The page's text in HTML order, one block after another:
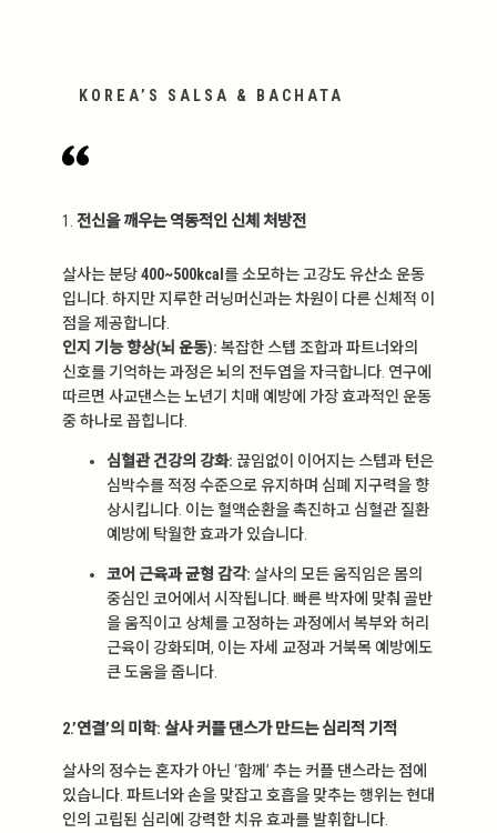
KOREA’S SALSA & BACHATA
1. 전신을 깨우는 역동적인 신체 처방전
살사는 분당400~500kcal 를 소모하는 고강도 유산소 운동
입니다. 하지만 지루한 러닝머신과는 차원이 다른 신체적 이
점을 제공합니다.
인지 기능 향상(뇌 운동): 복잡한 스텝 조합과 파트너와의
신호를 기억하는 과정은 뇌의 전두엽을 자극합니다. 연구에
따르면 사교댄스는 노년기 치매 예방에 가장 효과적인 운동
중 하나로 꼽힙니다.
심혈관 건강의 강화: 끊임없이 이어지는 스텝과 턴은
심박수를 적정 수준으로 유지하며 심폐 지구력을 향
상시킵니다. 이는 혈액순환을 촉진하고 심혈관 질환
예방에 탁월한 효과가 있습니다.
코어 근육과 균형 감각: 살사의 모든 움직임은 몸의
중심인 코어에서 시작됩니다. 빠른 박자에 맞춰 골반
을 움직이고 상체를 고정하는 과정에서 복부와 허리
근육이 강화되며, 이는 자세 교정과 거북목 예방에도
큰 도움을 줍니다.
2.’연결’의 미학: 살사 커플 댄스가 만드는 심리적 기적
살사의 정수는 혼자가 아닌 ‘함께’ 추는 커플 댄스라는 점에
있습니다. 파트너와 손을 맞잡고 호흡을 맞추는 행위는 현대
인의 고립된 심리에 강력한 치유 효과를 발휘합니다.